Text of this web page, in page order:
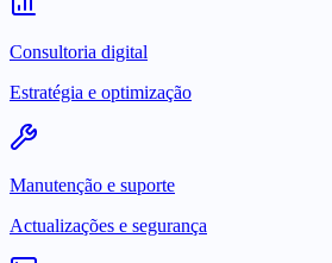
Consultoria digital
Estratégia e optimização
Manutenção e suporte
Actualizações e segurança